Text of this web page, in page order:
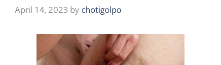
April 14, 2023 by chotigolpo